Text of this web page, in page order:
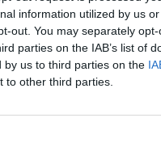
information utilized by us
out. You may separately
parties on the IAB’s list of
by us to third parties on the
to other third parties.